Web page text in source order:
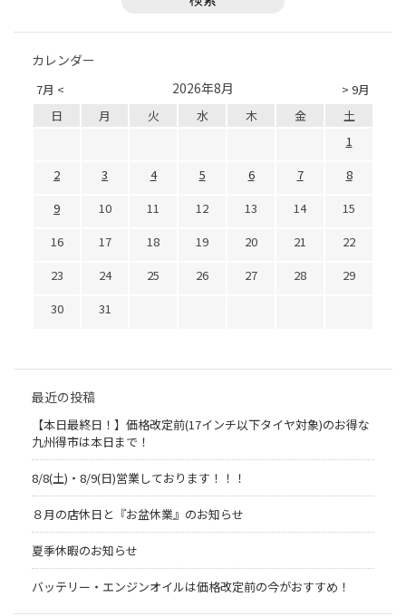
カレンダー
7月 < > 9月
2026年8月
日 月 火 水 木 金
土
1
2
3 4 5 6 7
8
9
10 11 12 13 14
15
16
17 18 19 20 21
22
23
24 25 26 27 28
29
30
31
最近の投稿
【本日最終日！】価格改定前(17インチ以下タイヤ対象)のお得な
九州得市は本日まで！
8/8(土)・8/9(日)営業しております！！！
８月の店休日と『お盆休業』のお知らせ
夏季休暇のお知らせ
バッテリー・エンジンオイルは価格改定前の今がおすすめ！